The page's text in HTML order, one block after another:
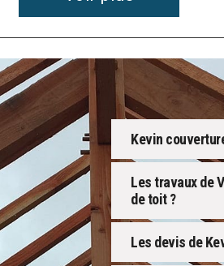
Kevin
Les travaux de
de toit ?
Les devis de